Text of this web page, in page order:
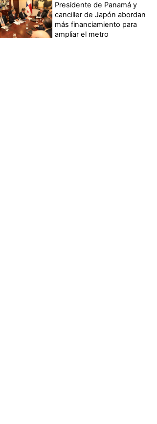
Presidente de Panamá y
canciller de Japón abordan
más financiamiento para
ampliar el metro